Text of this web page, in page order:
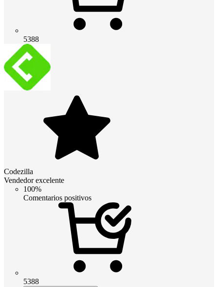
5388
Codezilla
Vendedor excelente
100%
Comentarios positivos
5388